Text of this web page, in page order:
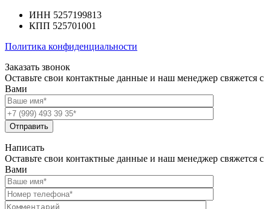
ИНН 5257199813
КПП 525701001
Политика конфиденциальности
Заказать звонок
Оставьте свои контактные данные и наш менеджер свяжется с
Вами
Написать
Оставьте свои контактные данные и наш менеджер свяжется с
Вами